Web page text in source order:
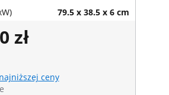
79.5 x 38.5 x 6 cm
zł
ceny